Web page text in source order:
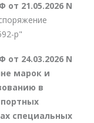
21.05.2026 N
р"
24.03.2026 N
марок и
в
специальных